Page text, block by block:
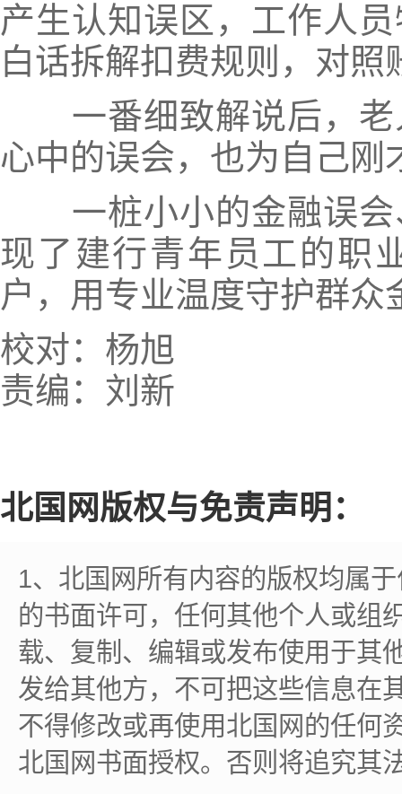
产生认知误区，工作人
白话拆解扣费规则，对
一番细致解说后，老
心中的误会，也为自己
一桩小小的金融误会
现了建行青年员工的职
户，用专业温度守护群众
校对：杨旭
责编：刘新
北国网版权与免责声明：
1、北国网所有内容的版权均属
的书面许可，任何其他个人或组
载、复制、编辑或发布使用于其
发给其他方，不可把这些信息在
不得修改或再使用北国网的任何
北国网书面授权。否则将追究其